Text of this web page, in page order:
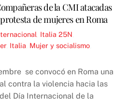
de la CMI atacadas
de mujeres en Roma
Italia 25N
, Italia Mujer y socialismo
se convocó en Roma una
contra la violencia hacia las
Día Internacional de la